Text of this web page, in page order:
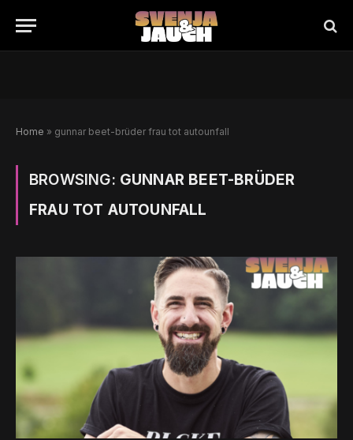
Home » gunnar beet-brüder frau tot autounfall
BROWSING: GUNNAR BEET-BRÜDER
FRAU TOT AUTOUNFALL